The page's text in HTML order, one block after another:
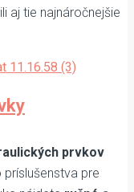
aj tie najnáročnejšie
prvkov
pre